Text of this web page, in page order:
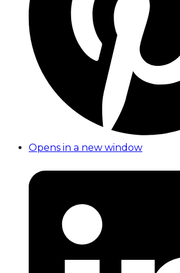
Opens in a new window